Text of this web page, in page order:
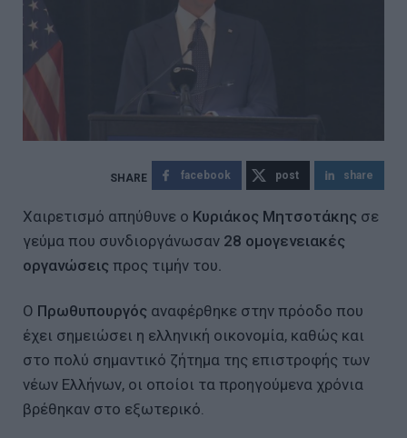
facebook post share
Χαιρετισμό απηύθυνε ο Κυριάκος Μητσοτάκης σε
γεύμα που συνδιοργάνωσαν 28 ομογενειακές
οργανώσεις προς τιμήν του.
Ο Πρωθυπουργός αναφέρθηκε στην πρόοδο που
έχει σημειώσει η ελληνική οικονομία, καθώς και
στο πολύ σημαντικό ζήτημα της επιστροφής των
νέων Ελλήνων, οι οποίοι τα προηγούμενα χρόνια
βρέθηκαν στο εξωτερικό.